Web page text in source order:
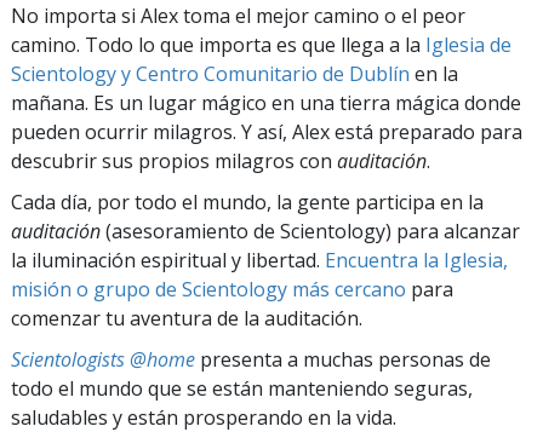
No importa si Alex toma el mejor camino o el peor
camino. Todo lo que importa es que llega a la Iglesia de
Scientology y Centro Comunitario de Dublín en la
mañana. Es un lugar mágico en una tierra mágica donde
pueden ocurrir milagros. Y así, Alex está preparado para
descubrir sus propios milagros con auditación.
Cada día, por todo el mundo, la gente participa en la
auditación(asesoramiento de Scientology) para alcanzar
la iluminación espiritual y libertad. Encuentra la Iglesia,
misión o grupo de Scientology más cercano para
comenzar tu aventura de la auditación.
Scientologists @home presenta a muchas personas de
todo el mundo que se están manteniendo seguras,
saludables y están prosperando en la vida.